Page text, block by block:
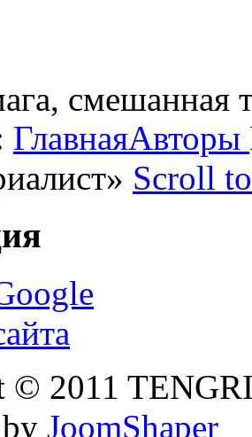
смешанная
ГлавнаяАвторы
Scroll
© 2011
JoomShaper